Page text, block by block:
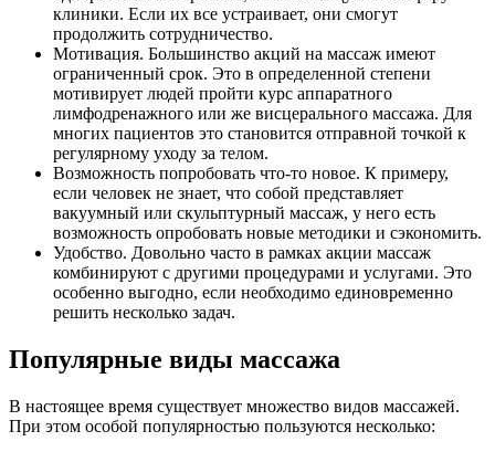
клиники. Если их все устраивает, они смогут
продолжить сотрудничество.
Мотивация. Большинство акций на массаж имеют
ограниченный срок. Это в определенной степени
мотивирует людей пройти курс аппаратного
лимфодренажного или же висцерального массажа. Для
многих пациентов это становится отправной точкой к
регулярному уходу за телом.
Возможность попробовать что-то новое. К примеру,
если человек не знает, что собой представляет
вакуумный или скульптурный массаж, у него есть
возможность опробовать новые методики и сэкономить.
Удобство. Довольно часто в рамках акции массаж
комбинируют с другими процедурами и услугами. Это
особенно выгодно, если необходимо единовременно
решить несколько задач.
Популярные виды массажа
В настоящее время существует множество видов массажей.
При этом особой популярностью пользуются несколько: